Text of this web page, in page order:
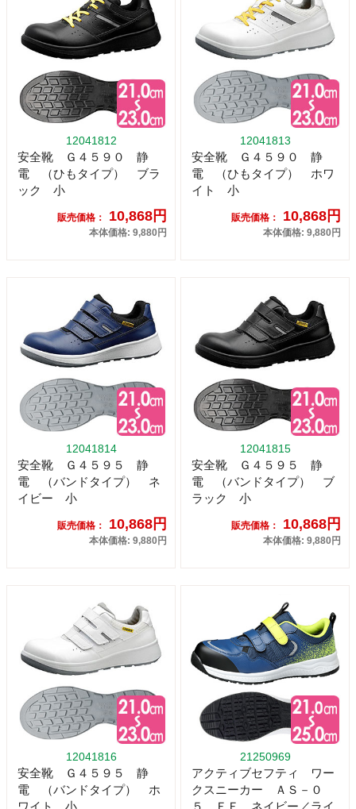
12041812
安全靴 Ｇ４５９０ 静
電 （ひもタイプ） ブラ
ック 小
販売価格： 10,868円
本体価格: 9,880円
12041813
安全靴 Ｇ４５９０ 静
電 （ひもタイプ） ホワ
イト 小
販売価格： 10,868円
本体価格: 9,880円
12041814
安全靴 Ｇ４５９５ 静
電 （バンドタイプ） ネ
イビー 小
販売価格： 10,868円
本体価格: 9,880円
12041815
安全靴 Ｇ４５９５ 静
電 （バンドタイプ） ブ
ラック 小
販売価格： 10,868円
本体価格: 9,880円
12041816
安全靴 Ｇ４５９５ 静
電 （バンドタイプ） ホ
ワイト 小
21250969
アクティブセフティ ワー
クスニーカー ＡＳ－０
５ ＥＥ ネイビー／ライ